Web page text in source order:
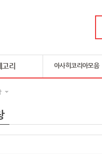
리 아사히코리아모음